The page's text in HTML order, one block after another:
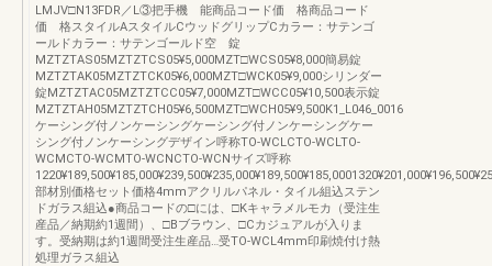
LMJV□N13FDR／L③把手機 能商品コード価 格商品コード
価 格スタイルAスタイルCウッドグリップCカラー：サテンゴ
ールドカラー：サテンゴールド空 錠
MZTZTAS05MZTZTCS05¥5,000MZT□WCS05¥8,000簡易錠
MZTZTAK05MZTZTCK05¥6,000MZT□WCK05¥9,000シリンダー
錠MZTZTAC05MZTZTCC05¥7,000MZT□WCC05¥10,500表示錠
MZTZTAH05MZTZTCH05¥6,500MZT□WCH05¥9,500K1_L046_0016
ケーシング付ノンケーシングケーシング付ノンケーシングケー
シング付ノンケーシングデザイン呼称TO-WCLCTO-WCLTO-
WCMCTO-WCMTO-WCNCTO-WCNサイズ呼称
部材別価格セット価格4mmアクリルパネル・タイル組込ステン
ドガラス組込●商品コードの□には、□Kキャラメルモカ（受注生
産品／納期約1週間）、□Bブラウン、□Cカジュアルが入りま
す。受納期は約1週間受注生産品…受TO-WCL4mm印刷焼付け熱
処理ガラス組込